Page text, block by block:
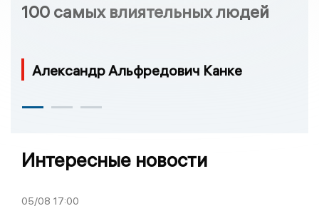
100 самых влиятельных людей
Александр Альфредович Канке
Интересные новости
05/08 17:00